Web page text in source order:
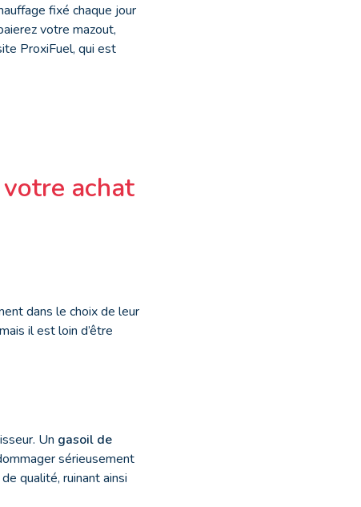
fixé chaque jour
votre mazout,
ProxiFuel, qui est
achat
dans le choix de leur
il est loin d’être
Un gasoil de
sérieusement
qualité, ruinant ainsi